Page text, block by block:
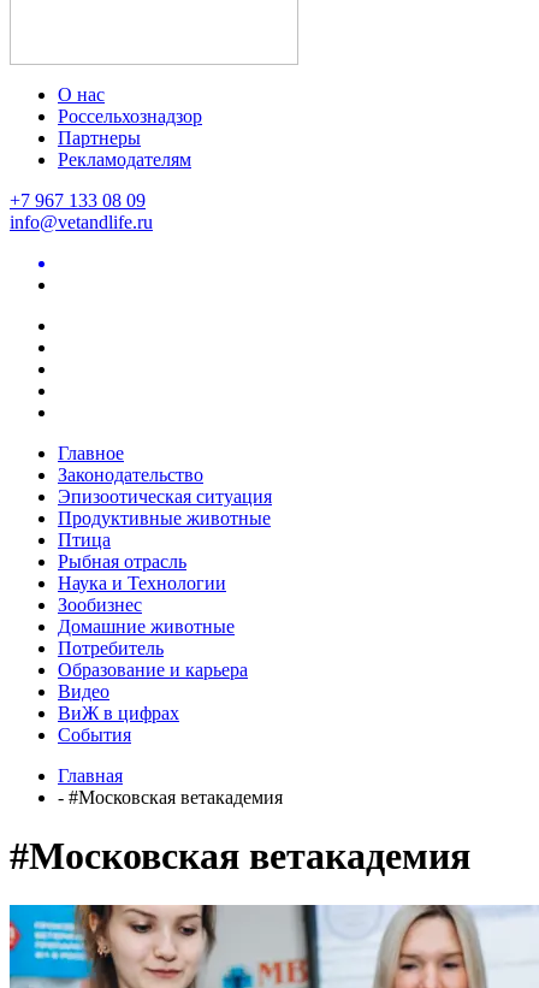
О нас
Россельхознадзор
Партнеры
Рекламодателям
+7 967 133 08 09
info@vetandlife.ru
Главное
Законодательство
Эпизоотическая ситуация
Продуктивные животные
Птица
Рыбная отрасль
Наука и Технологии
Зообизнес
Домашние животные
Потребитель
Образование и карьера
Видео
ВиЖ в цифрах
События
Главная
- #Московская ветакадемия
#Московская ветакадемия